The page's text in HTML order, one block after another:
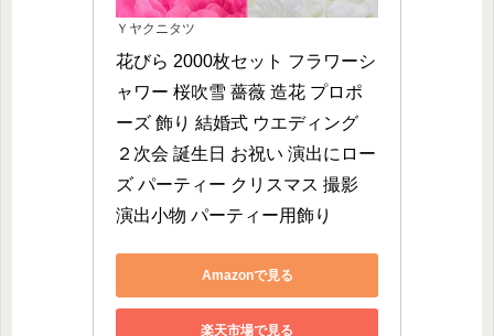
Ｙヤクニタツ
花びら 2000枚セット フラワーシ
ャワー 桜吹雪 薔薇 造花 プロポ
ーズ 飾り 結婚式 ウエディング
２次会 誕生日 お祝い 演出にロー
ズ パーティー クリスマス 撮影
演出小物 パーティー用飾り
Amazonで見る
楽天市場で見る